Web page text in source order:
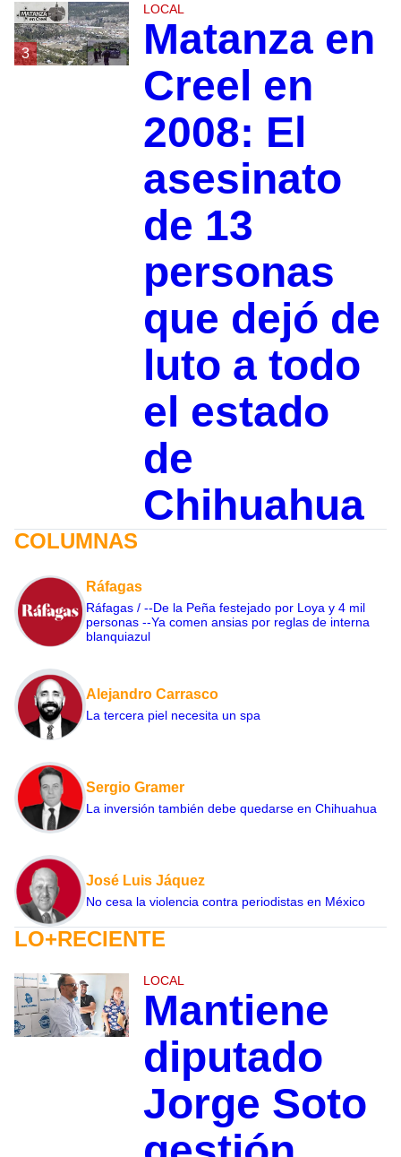
3
LOCAL
Matanza en
Creel en
2008: El
asesinato
de 13
personas
que dejó de
luto a todo
el estado
de
Chihuahua
COLUMNAS
Ráfagas
Ráfagas / --De la Peña festejado por Loya y 4 mil
personas --Ya comen ansias por reglas de interna
blanquiazul
Alejandro Carrasco
La tercera piel necesita un spa
Sergio Gramer
La inversión también debe quedarse en Chihuahua
José Luis Jáquez
No cesa la violencia contra periodistas en México
LO+RECIENTE
LOCAL
Mantiene
diputado
Jorge Soto